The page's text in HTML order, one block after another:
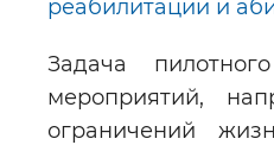
Вернуть
реабилитации и
Задача
мероприятий,
ограничений